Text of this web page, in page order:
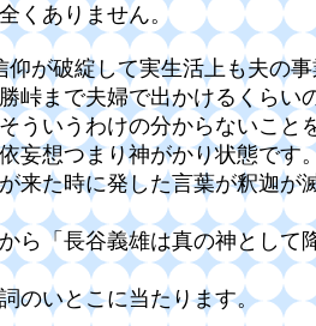
くありません。
が破綻して実生活上も夫の
峠まで夫婦で出かけるくらい
ういうわけの分からないこと
妄想つまり神がかり状態です
来た時に発した言葉が釈迦
ら「長谷義雄は真の神とし
のいとこに当たります。